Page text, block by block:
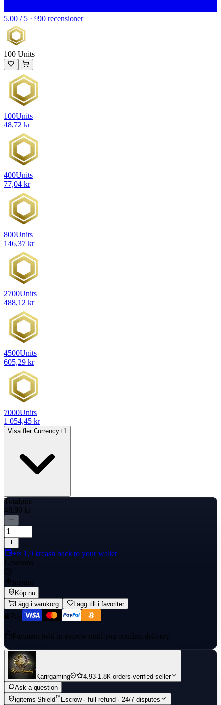
5.00 / 5 · 990 recensioner
100 Units
100Units
48,72 kr
400Units
77,04 kr
800Units
146,37 kr
2700Units
488,12 kr
4500Units
605,29 kr
7000Units
1 054,45 kr
Visa fler Currency+1
Totalpris
48,90 kr
+≈ 1,9 krcash back to your wallet
Leverans
Instant
Köp nu
Lägg i varukorg
Lägg till i favoriter
Payment held in escrow until you confirm delivery
Karirgaming 4.93·1.8K orders·verified seller
Ask a question
igitems Shield™ Escrow · full refund · 24/7 disputes